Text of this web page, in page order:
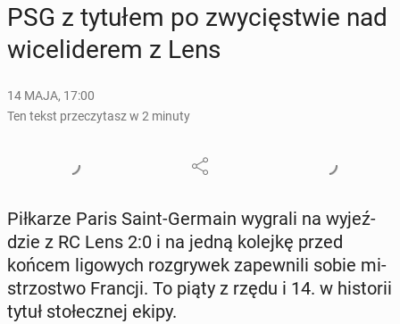
PSG z tytułem po zwy­cię­stwie nad
wi­ce­li­de­rem z Lens
14 MAJA, 17:00
Ten tekst przeczytasz w 2 minuty
Pił­ka­rze Paris Saint-Germain wygrali na wy­jeź­
dzie z RC Lens 2:0 i na jedną kolejkę przed
końcem li­go­wych roz­gry­wek za­pew­ni­li sobie mi­
strzo­stwo Francji. To piąty z rzędu i 14. w hi­sto­rii
tytuł sto­łecz­nej ekipy.